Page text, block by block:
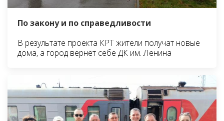
По закону и по справедливости
В результате проекта КРТ жители получат новые
дома, а город вернёт себе ДК им. Ленина